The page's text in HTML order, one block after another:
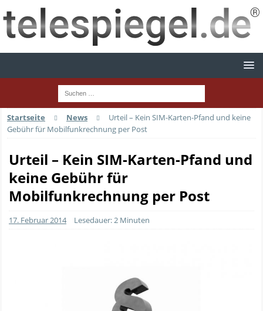
Startseite News
Urteil – Kein SIM-Karten-Pfand und keine
Gebühr für Mobilfunkrechnung per Post
Urteil – Kein SIM-Karten-Pfand und
keine Gebühr für
Mobilfunkrechnung per Post
17. Februar 2014 Lesedauer: 2 Minuten